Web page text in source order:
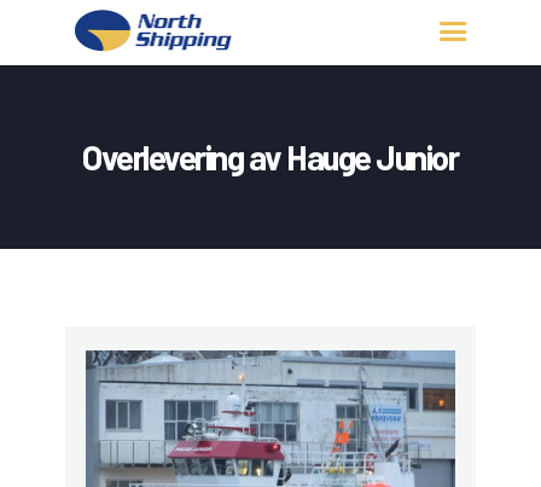
Overlevering av Hauge Junior
OM OSS
KONTAKT OSS